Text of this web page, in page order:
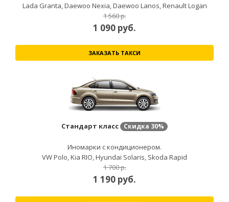
Lada Granta, Daewoo Nexia, Daewoo Lanos, Renault Logan
1 560 р.
1 090 руб.
ЗАКАЗАТЬ ТАКСИ
Стандарт класс Скидка 30%
Иномарки с кондиционером.
VW Polo, Kia RIO, Hyundai Solaris, Skoda Rapid
1 700 р.
1 190 руб.